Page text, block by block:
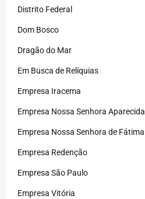
Distrito Federal
Dom Bosco
Dragão do Mar
Em Busca de Relíquias
Empresa Iracema
Empresa Nossa Senhora Aparecida
Empresa Nossa Senhora de Fátima
Empresa Redenção
Empresa São Paulo
Empresa Vitória